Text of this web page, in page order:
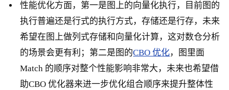
性能优化方面，第一是图上的向量化执行，目前图的
执行普遍还是行式的执行方式，存储还是行存，未来
希望在图上做列式存储和向量化计算，这对数仓分析
的场景会更有利；第二是图的CBO 优化，图里面
Match 的顺序对整个性能影响非常大，未来也希望借
助CBO 优化器来进一步优化组合顺序来提升整体性